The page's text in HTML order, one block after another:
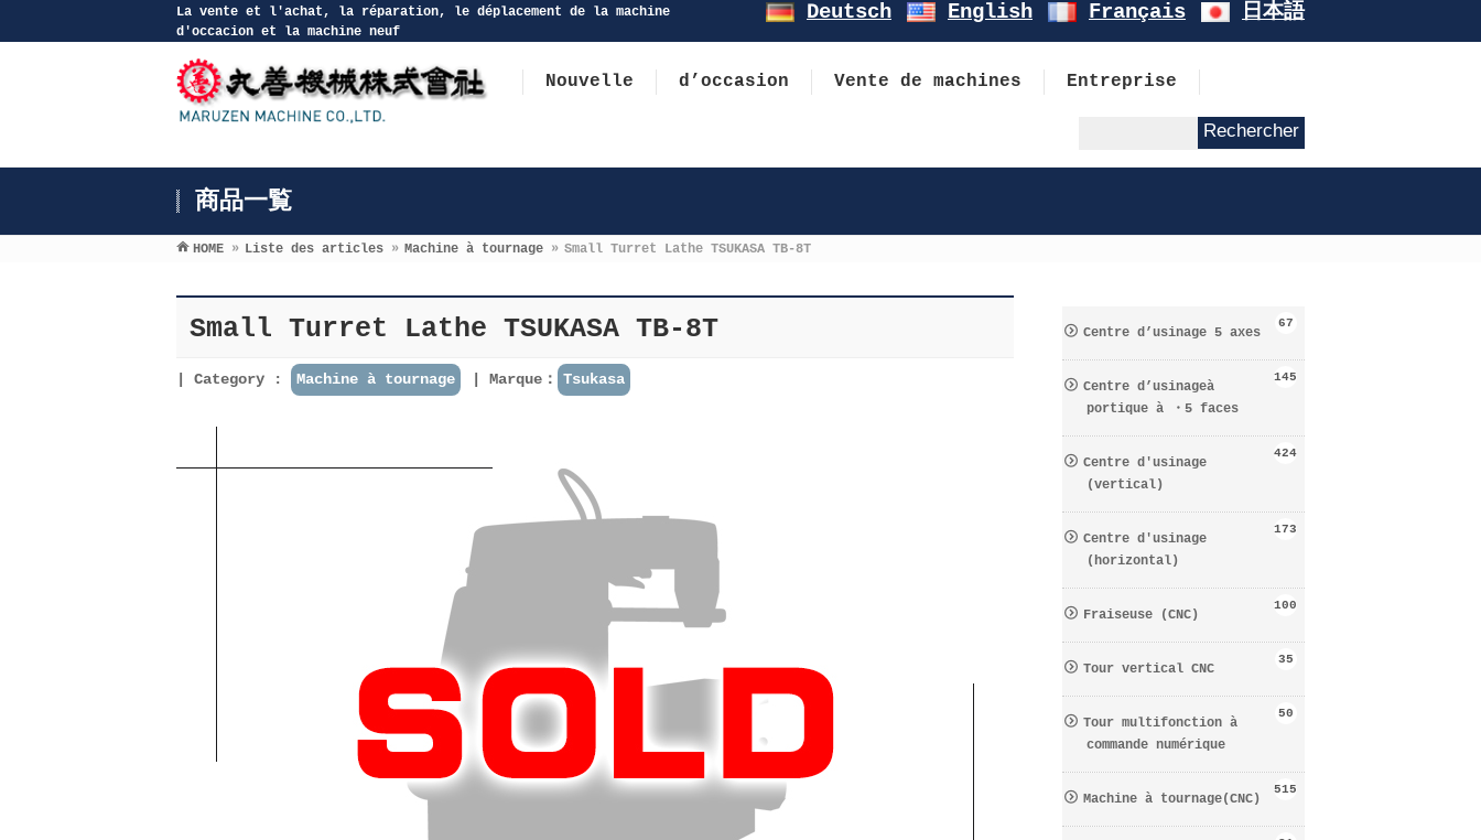
La vente et l′achat, la réparation, le déplacement de la machine
d′occacion et la machine neuf
Deutsch English Français 日本語
Nouvelle d’occasion Vente de machines Entreprise
商品一覧
HOME » Liste des articles » Machine à tournage » Small Turret Lathe TSUKASA TB-8T
Small Turret Lathe TSUKASA TB-8T
Category : Machine à tournage Marque： Tsukasa
Centre d’usinage 5 axes
67
Centre d’usinageà
portique à ・5 faces
145
Centre d′usinage
(vertical)
424
Centre d′usinage
(horizontal)
173
Fraiseuse (CNC)
100
Tour vertical CNC
35
Tour multifonction à
commande numérique
50
Machine à tournage(CNC)
515